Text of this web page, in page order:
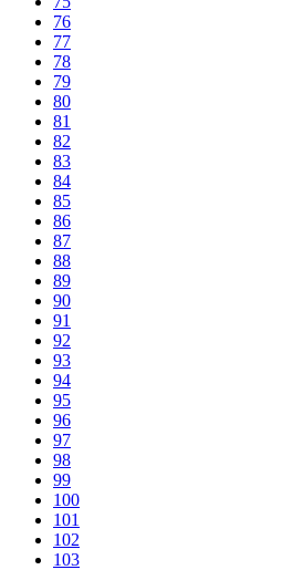
76
77
78
79
80
81
82
83
84
85
86
87
88
89
90
91
92
93
94
95
96
97
98
99
100
101
102
103